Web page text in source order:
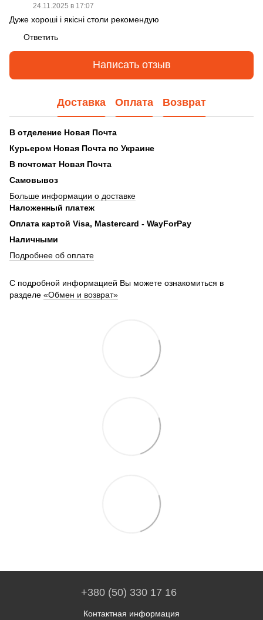
24.11.2025 в 17:07
Дуже хороші і якісні столи рекомендую
Ответить
Написать отзыв
Доставка Оплата Возврат
В отделение Новая Почта
Курьером Новая Почта по Украине
В почтомат Новая Почта
Самовывоз
Больше информации о доставке
Наложенный платеж
Оплата картой Visa, Mastercard - WayForPay
Наличными
Подробнее об оплате
С подробной информацией Вы можете ознакомиться в
разделе «Обмен и возврат»
+380 (50) 330 17 16
Контактная информация